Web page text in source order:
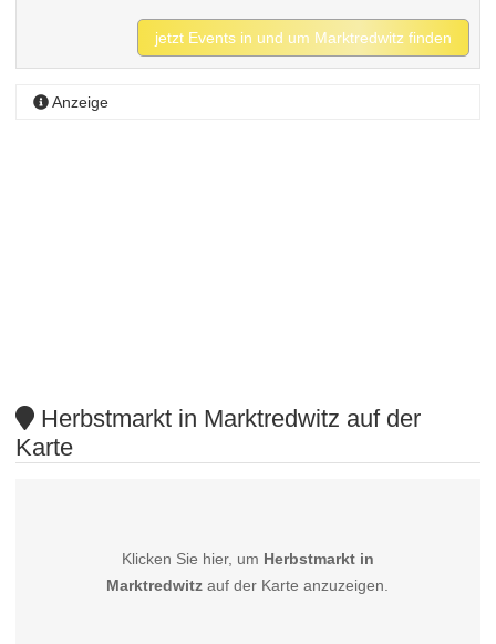
jetzt Events in und um Marktredwitz finden
Anzeige
Herbstmarkt in Marktredwitz auf der
Karte
Klicken Sie hier, um Herbstmarkt in
Marktredwitz auf der Karte anzuzeigen.